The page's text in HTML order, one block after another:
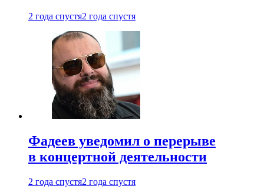
2 года спустя2 года спустя
Фадеев уведомил о перерыве
в концертной деятельности
2 года спустя2 года спустя